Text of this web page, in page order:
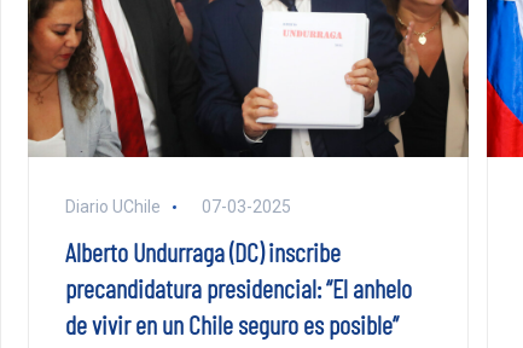
Diario UChile 07-03-2025
Alberto Undurraga (DC) inscribe
precandidatura presidencial: “El anhelo
de vivir en un Chile seguro es posible”